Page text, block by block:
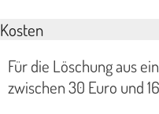
Kosten
Für die Löschung aus
zwischen 30 Euro und